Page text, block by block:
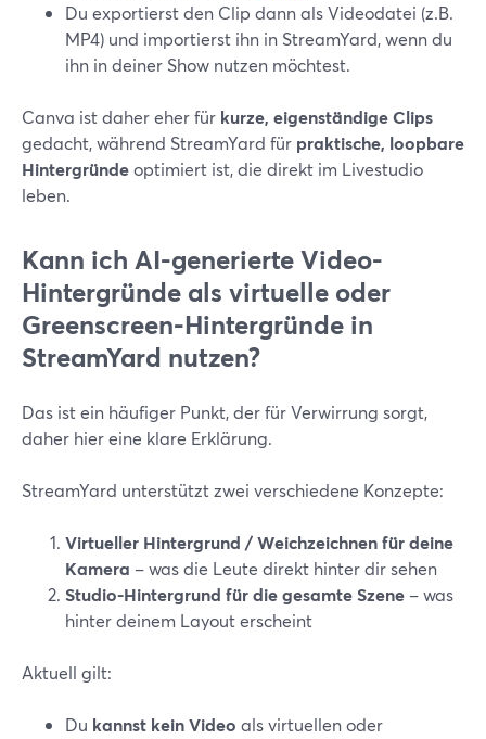
Du exportierst den Clip dann als Videodatei (z.B.
MP4) und importierst ihn in StreamYard, wenn du
ihn in deiner Show nutzen möchtest.
Canva ist daher eher für kurze, eigenständige Clips
gedacht, während StreamYard für praktische, loopbare
Hintergründeoptimiert ist, die direkt im Livestudio
leben.
Kann ich AI-generierte Video-
Hintergründe als virtuelle oder
Greenscreen-Hintergründe in
StreamYard nutzen?
Das ist ein häufiger Punkt, der für Verwirrung sorgt,
daher hier eine klare Erklärung.
StreamYard unterstützt zwei verschiedene Konzepte:
Virtueller Hintergrund / Weichzeichnen für deine
Kamera – was die Leute direkt hinter dir sehen
Studio-Hintergrund für die gesamte Szene – was
hinter deinem Layout erscheint
Aktuell gilt:
Du kannst kein Video als virtuellen oder